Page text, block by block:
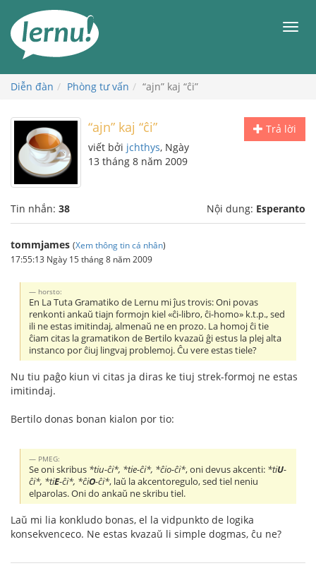
đến
phần
dung
Diễn đàn Phòng tư vấn “ajn” kaj “ĉi”
Trả lời
“ajn” kaj “ĉi”
viết bởi jchthys, Ngày
13 tháng 8 năm 2009
Tin nhắn: 38 Nội dung: Esperanto
tommjames (Xem thông tin cá nhân)
17:55:13 Ngày 15 tháng 8 năm 2009
horsto:
En La Tuta Gramatiko de Lernu mi ĵus trovis: Oni povas
renkonti ankaŭ tiajn formojn kiel «ĉi-libro, ĉi-homo» k.t.p., sed
ili ne estas imitindaj, almenaŭ ne en prozo. La homoj ĉi tie
ĉiam citas la gramatikon de Bertilo kvazaŭ ĝi estus la plej alta
instanco por ĉiuj lingvaj problemoj. Ĉu vere estas tiele?
Nu tiu paĝo kiun vi citas ja diras ke tiuj strek-formoj ne estas
imitindaj.
Bertilo donas bonan kialon por tio:
PMEG:
Se oni skribus *tiu-ĉi*, *tie-ĉi*, *ĉio-ĉi*, oni devus akcenti: *tiU-
ĉi*, *tiE-ĉi*, *ĉiO-ĉi*, laŭ la akcentoregulo, sed tiel neniu
elparolas. Oni do ankaŭ ne skribu tiel.
Laŭ mi lia konkludo bonas, el la vidpunkto de logika
konsekvenceco. Ne estas kvazaŭ li simple dogmas, ĉu ne?